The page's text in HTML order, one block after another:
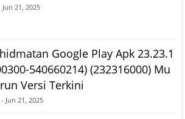
Jun 21, 2025
Google Play Apk 23.23.1
540660214) (232316000) Mu
Versi Terkini
- Jun 21, 2025